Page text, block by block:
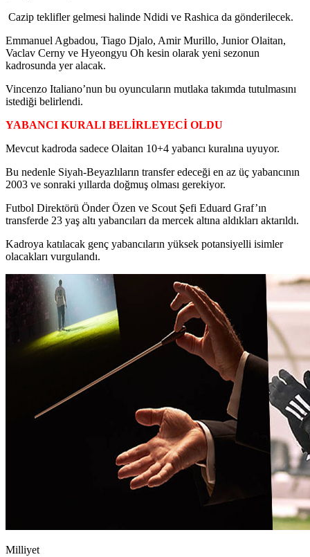
Cazip teklifler gelmesi halinde Ndidi ve Rashica da gönderilecek.
Emmanuel Agbadou, Tiago Djalo, Amir Murillo, Junior Olaitan,
Vaclav Cerny ve Hyeongyu Oh kesin olarak yeni sezonun
kadrosunda yer alacak.
Vincenzo Italiano’nun bu oyuncuların mutlaka takımda tutulmasını
istediği belirlendi.
YABANCI KURALI BELİRLEYECİ OLDU
Mevcut kadroda sadece Olaitan 10+4 yabancı kuralına uyuyor.
Bu nedenle Siyah-Beyazlıların transfer edeceği en az üç yabancının
2003 ve sonraki yıllarda doğmuş olması gerekiyor.
Futbol Direktörü Önder Özen ve Scout Şefi Eduard Graf’ın
transferde 23 yaş altı yabancıları da mercek altına aldıkları aktarıldı.
Kadroya katılacak genç yabancıların yüksek potansiyelli isimler
olacakları vurgulandı.
Milliyet